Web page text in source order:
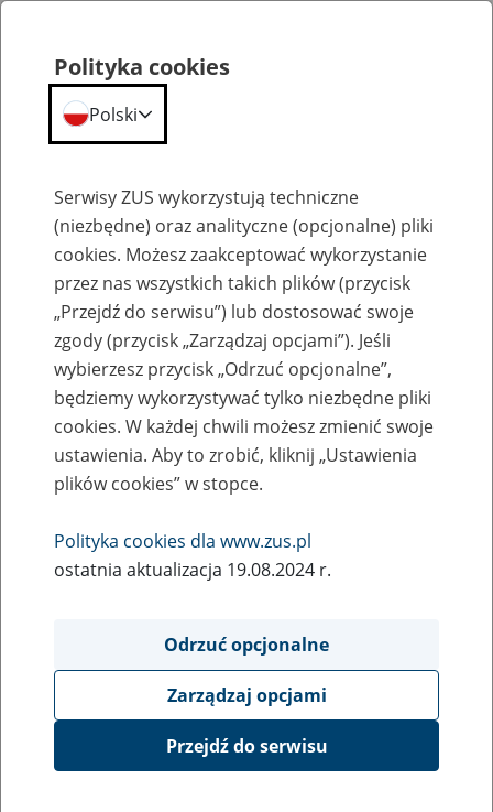
Słownik
Słownik
Dotacja
Polityka cookies
Polski
Serwisy ZUS wykorzystują techniczne
(niezbędne) oraz analityczne (opcjonalne) pliki
cookies. Możesz zaakceptować wykorzystanie
przez nas wszystkich takich plików (przycisk
„Przejdź do serwisu”) lub dostosować swoje
zgody (przycisk „Zarządzaj opcjami”). Jeśli
wybierzesz przycisk „Odrzuć opcjonalne”,
będziemy wykorzystywać tylko niezbędne pliki
cookies. W każdej chwili możesz zmienić swoje
ustawienia. Aby to zrobić, kliknij „Ustawienia
plików cookies” w stopce.
Polityka cookies dla www.zus.pl
ostatnia aktualizacja 19.08.2024 r.
Odrzuć opcjonalne
Zarządzaj opcjami
Przejdź do serwisu